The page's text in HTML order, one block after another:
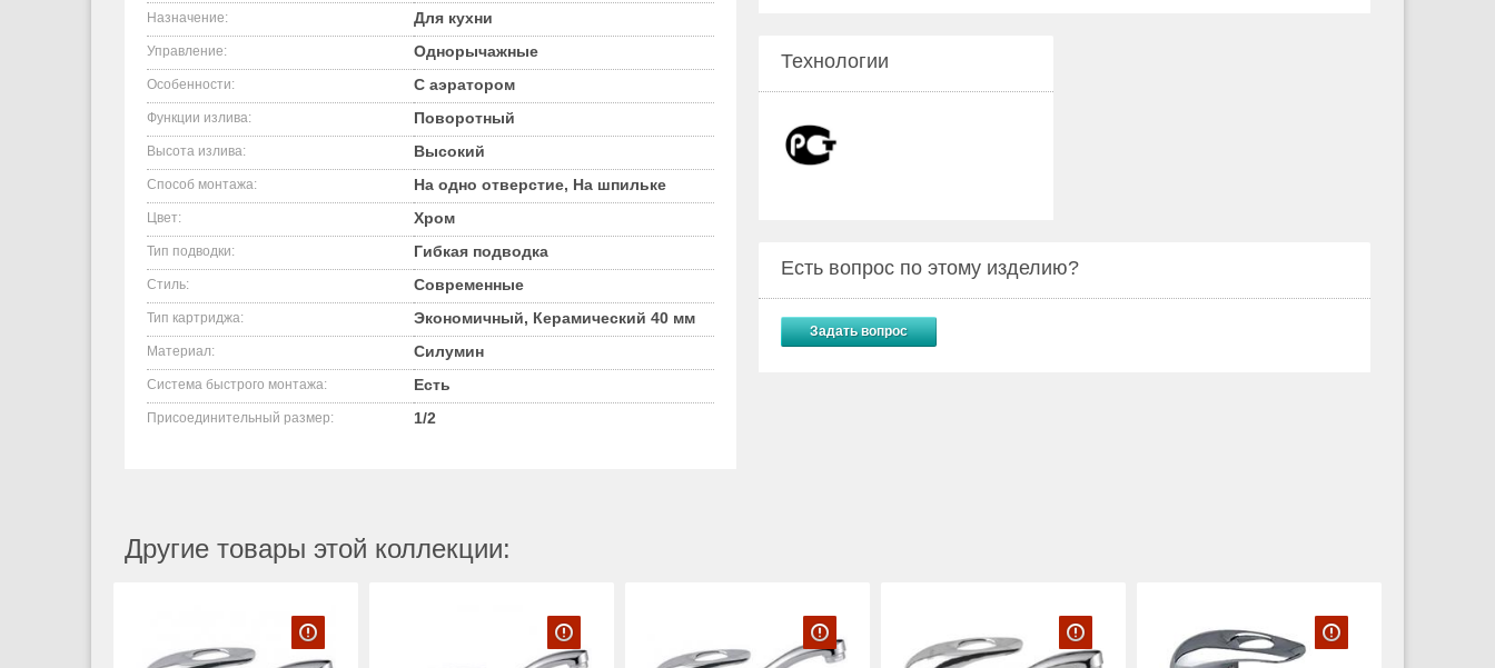
Назначение: Для кухни
Управление: Однорычажные
Особенности: С аэратором
Функции излива: Поворотный
Высота излива: Высокий
Способ монтажа: На одно отверстие, На шпильке
Цвет: Хром
Тип подводки: Гибкая подводка
Стиль: Современные
Тип картриджа: Экономичный, Керамический 40 мм
Материал: Силумин
Система быстрого монтажа: Есть
Присоединительный размер: 1/2
Технологии
Есть вопрос по этому изделию?
Задать вопрос
Другие товары этой коллекции: